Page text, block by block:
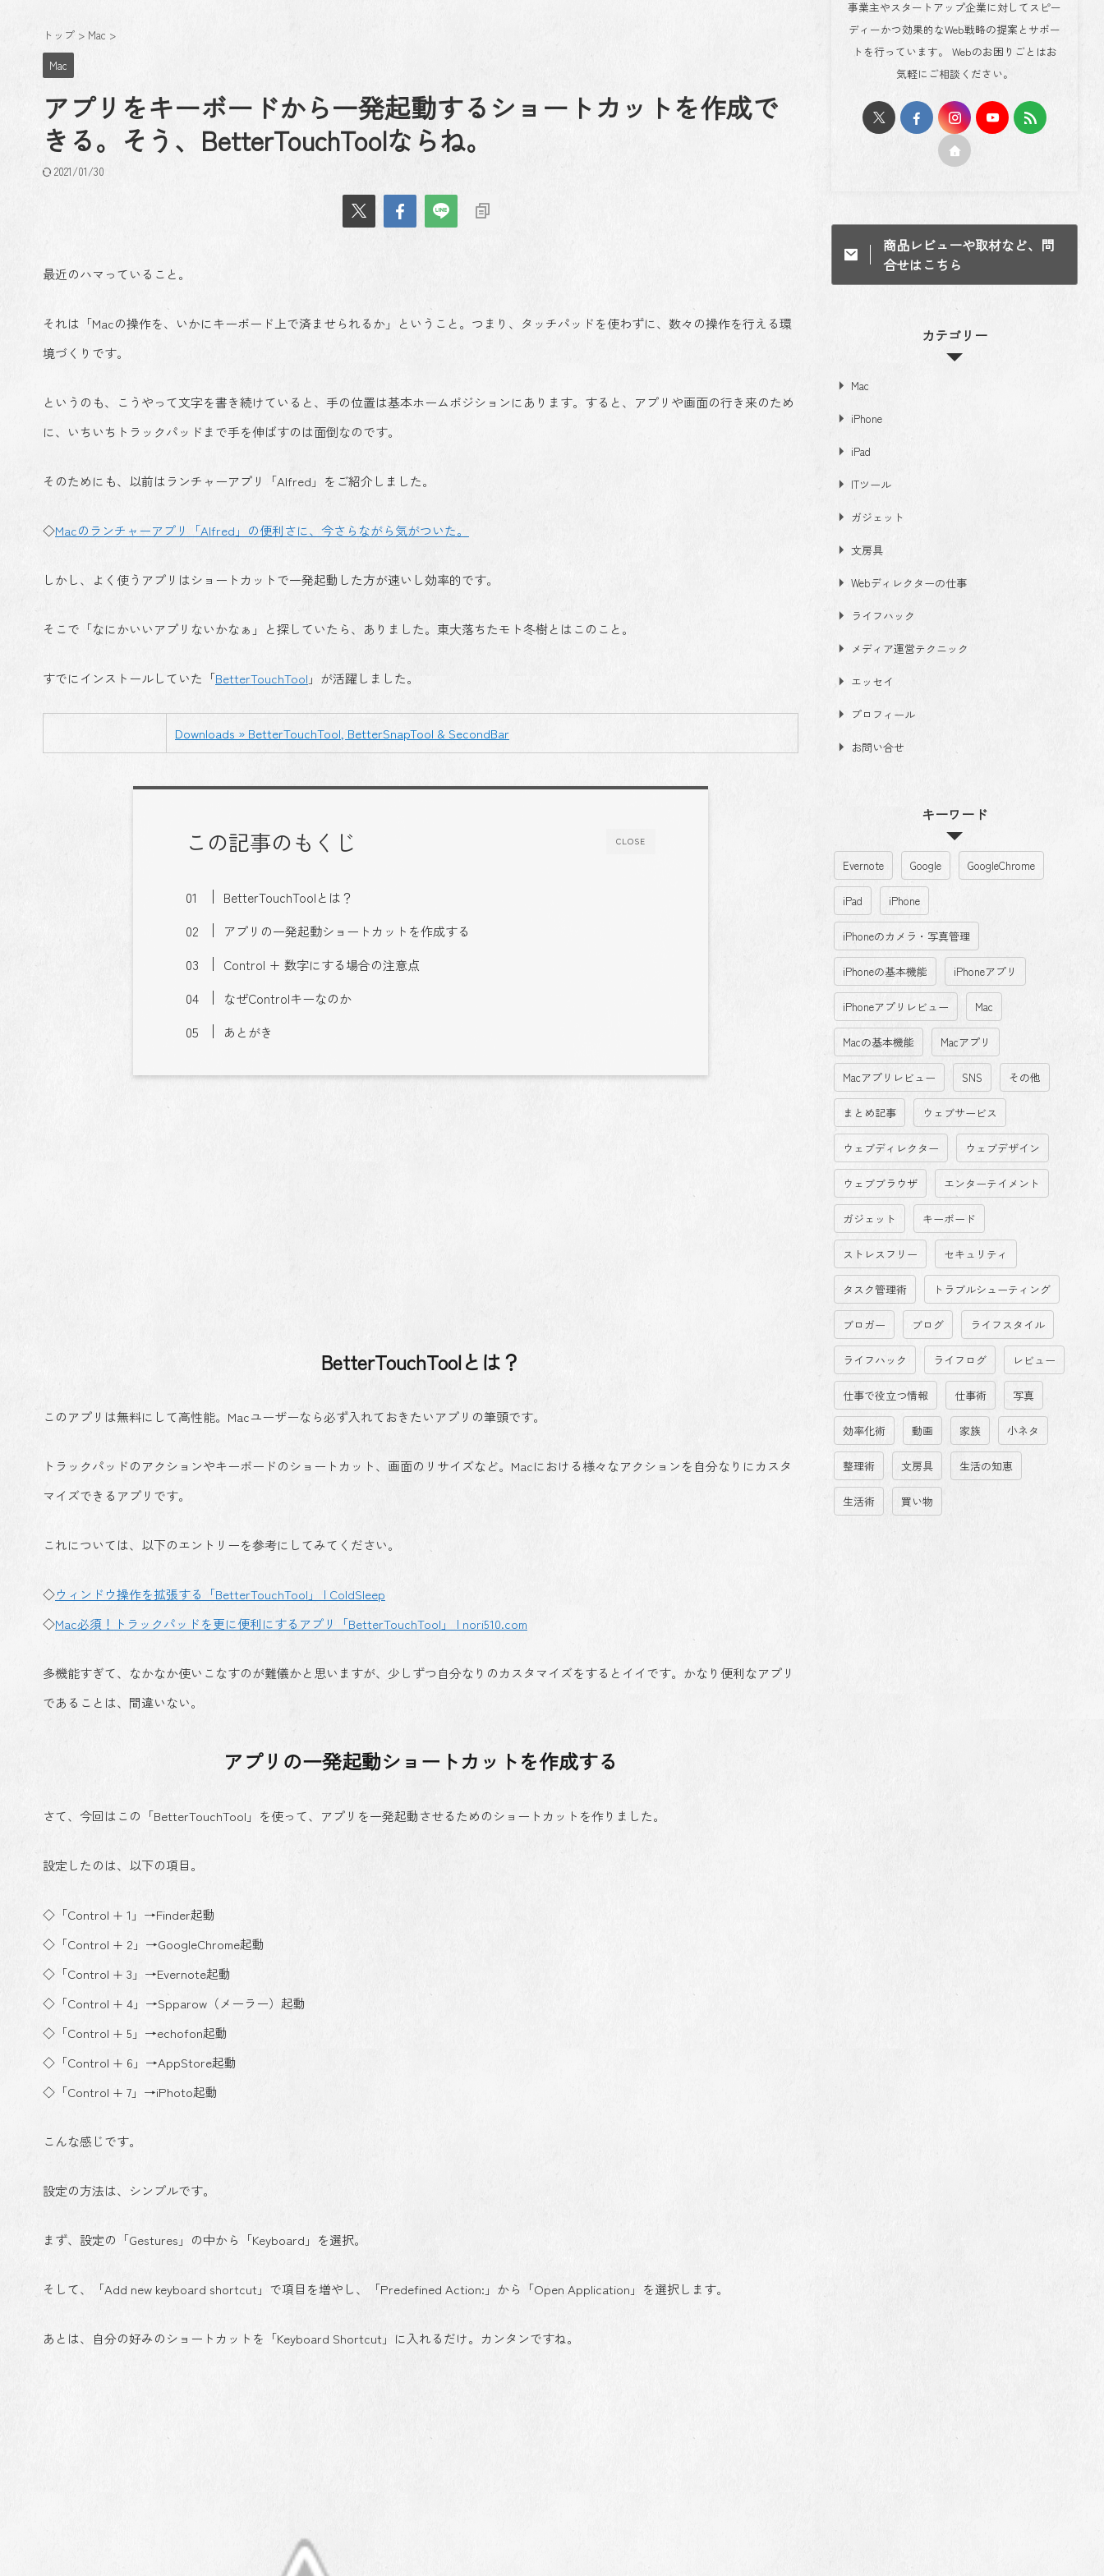
トップ > Mac >
Mac
アプリをキーボードから一発起動するショートカットを作成で
きる。そう、BetterTouchToolならね。
2021/01/30
最近のハマっていること。
それは「Macの操作を、いかにキーボード上で済ませられるか」ということ。つまり、タッチパッドを使わずに、数々の操作を行える環
境づくりです。
というのも、こうやって文字を書き続けていると、手の位置は基本ホームポジションにあります。すると、アプリや画面の行き来のため
に、いちいちトラックパッドまで手を伸ばすのは面倒なのです。
そのためにも、以前はランチャーアプリ「Alfred」をご紹介しました。
◇Macのランチャーアプリ「Alfred」の便利さに、今さらながら気がついた。
しかし、よく使うアプリはショートカットで一発起動した方が速いし効率的です。
そこで「なにかいいアプリないかなぁ」と探していたら、ありました。東大落ちたモト冬樹とはこのこと。
すでにインストールしていた「BetterTouchTool 」が活躍しました。
Downloads » BetterTouchTool, BetterSnapTool & SecondBar
CLOSE
この記事のもくじ
BetterTouchToolとは？
アプリの一発起動ショートカットを作成する
Control + 数字にする場合の注意点
なぜControlキーなのか
あとがき
BetterTouchToolとは？
このアプリは無料にして高性能。Macユーザーなら必ず入れておきたいアプリの筆頭です。
トラックパッドのアクションやキーボードのショートカット、画面のリサイズなど。Macにおける様々なアクションを自分なりにカスタ
マイズできるアプリです。
これについては、以下のエントリーを参考にしてみてください。
◇ウィンドウ操作を拡張する「BetterTouchTool」 | ColdSleep
◇Mac必須！トラックパッドを更に便利にするアプリ「BetterTouchTool」 | nori510.com
多機能すぎて、なかなか使いこなすのが難儀かと思いますが、少しずつ自分なりのカスタマイズをするとイイです。かなり便利なアプリ
であることは、間違いない。
アプリの一発起動ショートカットを作成する
さて、今回はこの「BetterTouchTool」を使って、アプリを一発起動させるためのショートカットを作りました。
設定したのは、以下の項目。
◇「Control + 1」→Finder起動
◇「Control + 2」→GoogleChrome起動
◇「Control + 3」→Evernote起動
◇「Control + 4」→Spparow（メーラー）起動
◇「Control + 5」→echofon起動
◇「Control + 6」→AppStore起動
◇「Control + 7」→iPhoto起動
こんな感じです。
設定の方法は、シンプルです。
まず、設定の「Gestures」の中から「Keyboard」を選択。
そして、「Add new keyboard shortcut」で項目を増やし、「Predefined Action:」から「Open Application」を選択します。
あとは、自分の好みのショートカットを「Keyboard Shortcut」に入れるだけ。カンタンですね。
事業主やスタートアップ企業に対してスピー
ディーかつ効果的なWeb戦略の提案とサポー
トを行っています。 Webのお困りごとはお
気軽にご相談ください。
商品レビューや取材など、問
合せはこちら
カテゴリー
Mac
iPhone
iPad
ITツール
ガジェット
文房具
Webディレクターの仕事
ライフハック
メディア運営テクニック
エッセイ
プロフィール
お問い合せ
キーワード
Evernote Google GoogleChrome
iPad iPhone
iPhoneのカメラ・写真管理
iPhoneの基本機能 iPhoneアプリ
iPhoneアプリレビュー Mac
Macの基本機能 Macアプリ
Macアプリレビュー SNS その他
まとめ記事 ウェブサービス
ウェブディレクター ウェブデザイン
ウェブブラウザ エンターテイメント
ガジェット キーボード
ストレスフリー セキュリティ
タスク管理術 トラブルシューティング
ブロガー ブログ ライフスタイル
ライフハック ライフログ レビュー
仕事で役立つ情報 仕事術 写真
効率化術 動画 家族 小ネタ
整理術 文房具 生活の知恵
生活術 買い物